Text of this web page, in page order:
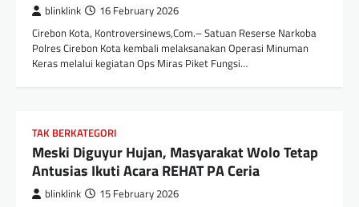
blinklink 16 February 2026
Cirebon Kota, Kontroversinews,Com.– Satuan Reserse Narkoba
Polres Cirebon Kota kembali melaksanakan Operasi Minuman
Keras melalui kegiatan Ops Miras Piket Fungsi…
TAK BERKATEGORI
Meski Diguyur Hujan, Masyarakat Wolo Tetap
Antusias Ikuti Acara REHAT PA Ceria
blinklink 15 February 2026